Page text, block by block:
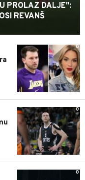
PROLAZ DALJE":
REVANŠ
0
0
0